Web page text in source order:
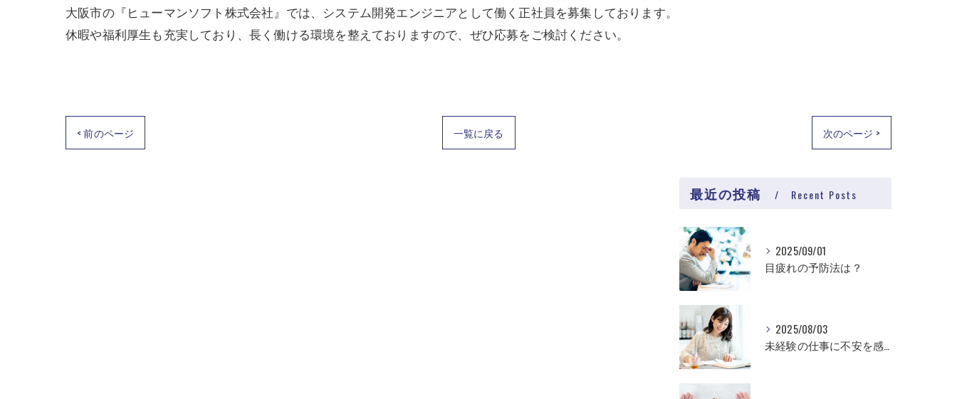
大阪市の『ヒューマンソフト株式会社』では、システム開発エンジニアとして働く正社員を募集しております。
休暇や福利厚生も充実しており、長く働ける環境を整えておりますので、ぜひ応募をご検討ください。
< 前のページ 一覧に戻る 次のページ >
最近の投稿 Recent Posts
2025/09/01
目疲れの予防法は？
2025/08/03
未経験の仕事に不安を感じる理由は？